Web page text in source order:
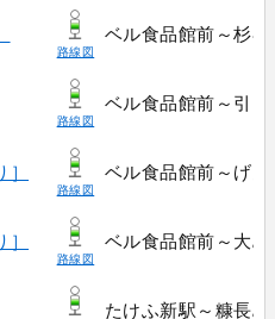
路線図
ベル食品館前～杉谷
路線図
ベル食品館前～引目
路線図
ベル食品館前～げ
路線図
ベル食品館前～大
たけふ新駅～糠長島